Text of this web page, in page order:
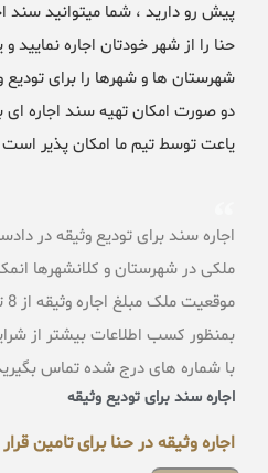
پیش رو دارید ، شما میتوانید سند
حنا را از شهر خودتان اجاره نمایید
شهرستان ها و شهرها را برای تودیع
یاعت توسط تیم ما امکان پذیر
اجاره سند برای تودیع وثیقه در
ملکی در شهرستان و کلانشهرها
بمنظور کسب اطلاعات بیشتر از
با شماره های درج شده تماس
اجاره سند برای تودیع وثیقه
اجاره وثیقه در حنا برای تامین قرار